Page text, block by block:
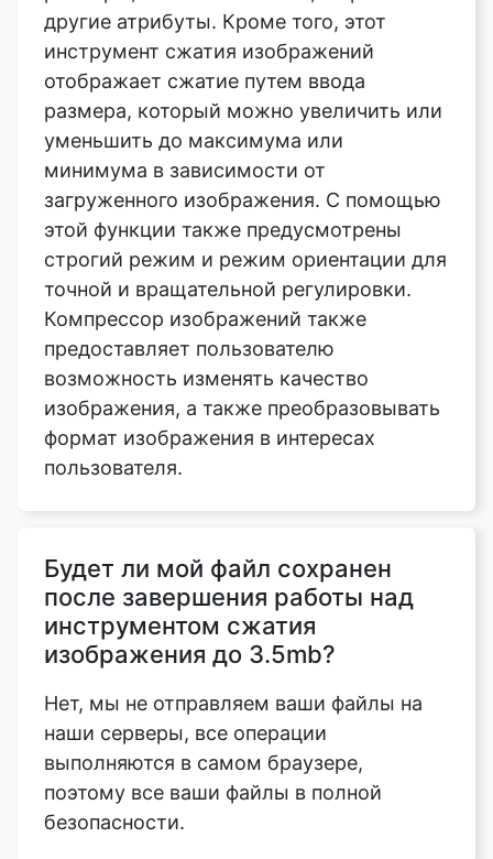
размера, который можно увеличить или
уменьшить до максимума или
минимума в зависимости от
загруженного изображения. С помощью
этой функции также предусмотрены
строгий режим и режим ориентации для
точной и вращательной регулировки.
Компрессор изображений также
предоставляет пользователю
возможность изменять качество
изображения, а также преобразовывать
формат изображения в интересах
пользователя.
Будет ли мой файл сохранен
изображения до 3.5mb?
Нет, мы не отправляем ваши файлы на
наши серверы, все операции
выполняются в самом браузере,
поэтому все ваши файлы в полной
безопасности.